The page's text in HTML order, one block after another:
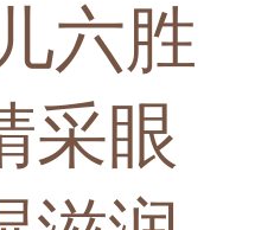
六胜
采眼